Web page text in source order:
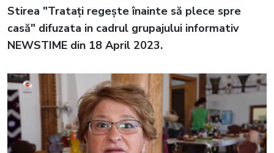
Stirea "Tratați regește înainte să plece spre
casă" difuzata in cadrul grupajului informativ
NEWSTIME din 18 April 2023.